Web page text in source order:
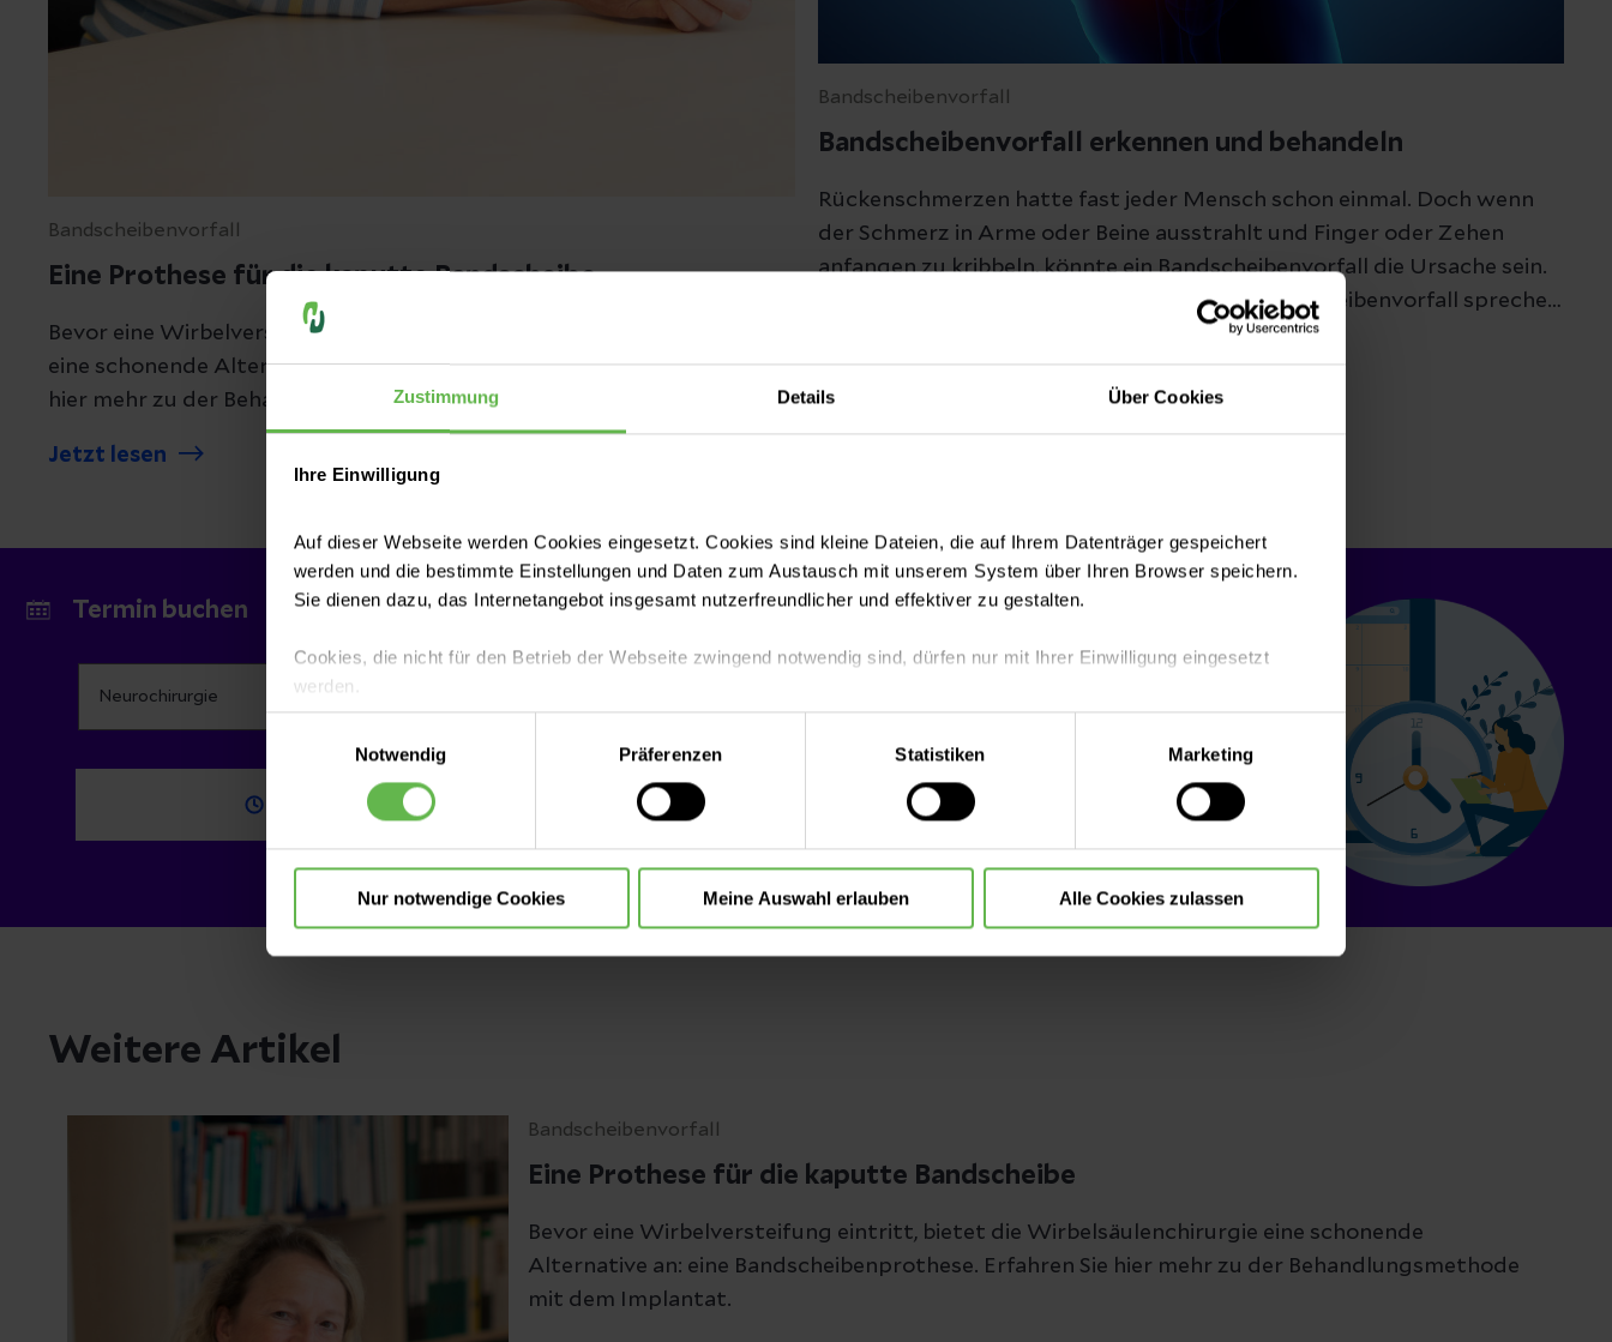
Zustimmung Details Über Cookies
Ihre Einwilligung
Auf dieser Webseite werden Cookies eingesetzt. Cookies sind kleine Dateien, die auf Ihrem Datenträger gespeichert
werden und die bestimmte Einstellungen und Daten zum Austausch mit unserem System über Ihren Browser speichern.
Sie dienen dazu, das Internetangebot insgesamt nutzerfreundlicher und effektiver zu gestalten.
Cookies, die nicht für den Betrieb der Webseite zwingend notwendig sind, dürfen nur mit Ihrer Einwilligung eingesetzt
werden.
Es steht Ihnen frei, unsere Seite mit nur den notwendigen Cookies zu benutzen, eine individuelle Auswahl hinsichtlich der
nicht notwendigen Cookies zu treffen oder durch Auswahl von „Alle Cookies akzeptieren“ in die Verwendung aller Cookies
einzuwilligen. Ihre Auswahlentscheidung können Sie jederzeit ändern oder widerrufen.
Einwilligungsauswahl
Notwendig
Präferenzen Statistiken Marketing
Nur notwendige Cookies Meine Auswahl erlauben Alle Cookies zulassen
Bandscheibenvorfall
Eine Prothese für die kaputte Bandscheibe
Bevor eine Wirbelversteifung eintritt, bietet die Wirbelsäulenchirurgie
eine schonende Alternative an: eine Bandscheibenprothese. Erfahren Sie
hier mehr zu der Behandlungsmethode mit dem Implantat.
Jetzt lesen
Bandscheibenvorfall
Bandscheibenvorfall erkennen und behandeln
Rückenschmerzen hatte fast jeder Mensch schon einmal. Doch wenn
der Schmerz in Arme oder Beine ausstrahlt und Finger oder Zehen
anfangen zu kribbeln, könnte ein Bandscheibenvorfall die Ursache sein.
Erfahren Sie, welche Symptome für einen Bandscheibenvorfall sprechen
Termin buchen
Termin vor Ort Videosprechstunde
Weitere Artikel
Bandscheibenvorfall
Eine Prothese für die kaputte Bandscheibe
Bevor eine Wirbelversteifung eintritt, bietet die Wirbelsäulenchirurgie eine schonende
Alternative an: eine Bandscheibenprothese. Erfahren Sie hier mehr zu der Behandlungsmethode
mit dem Implantat.